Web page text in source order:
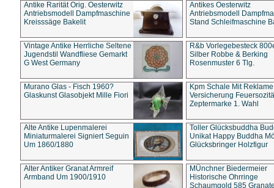
Antike Rarität Orig. Oesterwitz
Antriebsmodell Dampfmaschine
Kreisssäge Bakelit
Antikes Oesterwitz
Antriebsmodell
Stand Schleifmaschine
Vintage Antike Herrliche Seltene
Jugendstil Wandfliese Gemarkt
G West Germany
R&b Vorlegebesteck
Silber Robbe & Berking
Rosenmuster 6 Tlg.
Murano Glas - Fisch 1960?
Glaskunst Glasobjekt Mille Fiori
Kpm Schale Mit Reklame
Versicherung
Zeptermarke 1. Wahl
Alte Antike Lupenmalerei
Miniaturmalerei Signiert Seguin
Um 1860/1880
Toller Glücksbuddha
Unikat Happy Buddha
Glücksbringer Holzfigur
Alter Antiker Granat Armreif
Armband Um 1900/1910
MÜnchner Biedermeier
Historische Ohrringe
Schaumgold 585